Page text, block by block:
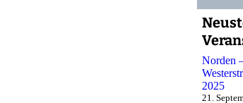
Norden
2025
21.